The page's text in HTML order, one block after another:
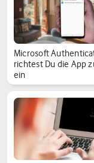
Microsoft
richtest Du die App
ein